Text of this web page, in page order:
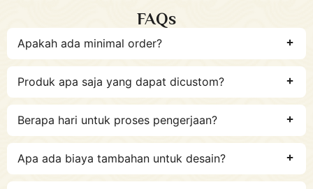
FAQs
Apakah ada minimal order?
Produk apa saja yang dapat dicustom?
Berapa hari untuk proses pengerjaan?
Apa ada biaya tambahan untuk desain?